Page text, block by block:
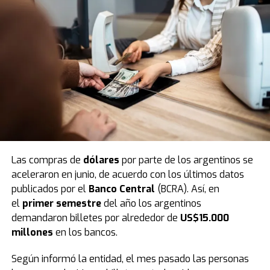
los países donde se realiza el proyecto.Para culminar
la fiesta, la presentación cerró con un enérgico
videoclip con la temática de largada de Fórmula 1,
simbolizando el gran arranque de esta temporada.
En este sentido, tras el evento de este fin de semana,
en los próximos días las calles de la ciudad se vestirán
de fiesta e ilusión. Bajo la consigna de llevar respuestas
y contención espiritual a cada hogar, los miembros de la
las ciudades en una gran peregrinación para anunciar
Las compras de dólares por parte de los argentinos se
aceleraron en junio, de acuerdo con los últimos datos
publicados por el Banco Central (BCRA). Así, en
el primer semestredel año los argentinos
demandaron billetes por alrededor de US$15.000
millones en los bancos.
Según informó la entidad, el mes pasado las personas